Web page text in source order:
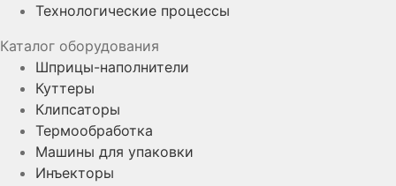
Технологические процессы
Каталог оборудования
Шприцы-наполнители
Куттеры
Клипсаторы
Термообработка
Машины для упаковки
Инъекторы